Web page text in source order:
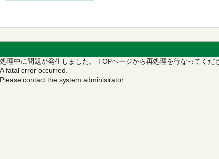
処理中に問題が発生しました。 TOPページから再処理を行なってくだ
A fatal error occurred.
Please contact the system administrator.